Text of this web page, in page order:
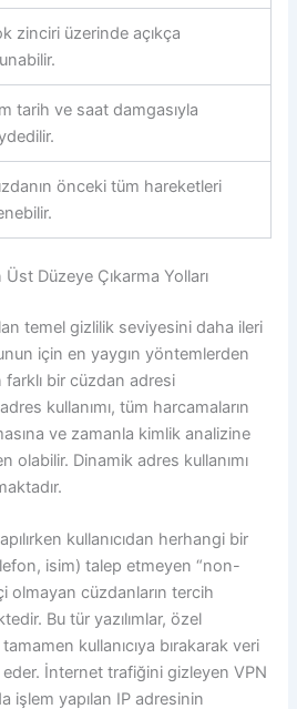
zinciri üzerinde açıkça
tarih ve saat damgasıyla
önceki tüm hareketleri
Düzeye Çıkarma Yolları
temel gizlilik seviyesini daha ileri
için en yaygın yöntemlerden
bir cüzdan adresi
kullanımı, tüm harcamaların
ve zamanla kimlik analizine
olabilir. Dinamik adres kullanımı
kullanıcıdan herhangi bir
isim) talep etmeyen “non-
olmayan cüzdanların tercih
Bu tür yazılımlar, özel
kullanıcıya bırakarak veri
eder. İnternet trafiğini gizleyen VPN
işlem yapılan IP adresinin